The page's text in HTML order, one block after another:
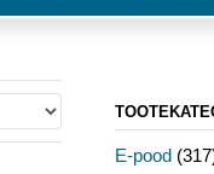
E-pood